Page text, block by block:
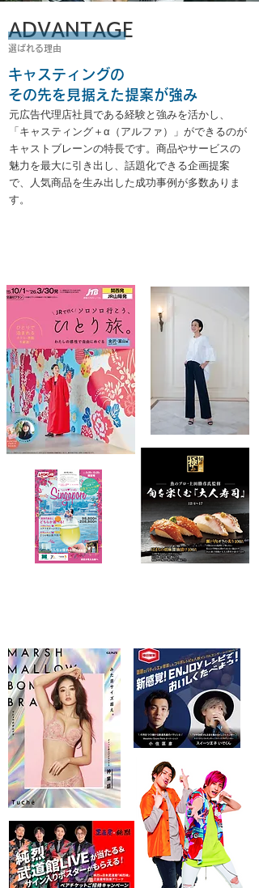
ADVANTAGE
​選ばれる理由
キャスティングの
その先を見据えた提案が強み
元広告代理店社員である経験と強みを活かし、
「キャスティング＋α（アルファ）」ができるのが
キャストブレーンの特長です。商品やサービスの
魅力を最大に引き出し、話題化できる企画提案
で、人気商品を生み出した成功事例が多数ありま
す。